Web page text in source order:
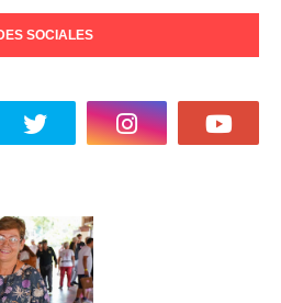
SOCIALES